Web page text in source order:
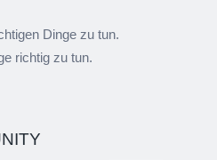
Dinge zu tun.
richtig zu tun.